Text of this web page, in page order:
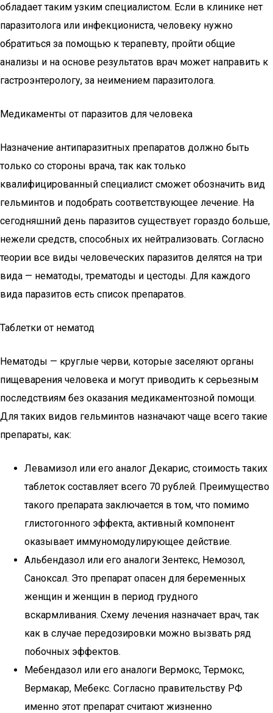
обладает таким узким специалистом. Если в клинике нет
паразитолога или инфекциониста, человеку нужно
обратиться за помощью к терапевту, пройти общие
анализы и на основе результатов врач может направить к
гастроэнтерологу, за неимением паразитолога.
Медикаменты от паразитов для человека
Назначение антипаразитных препаратов должно быть
только со стороны врача, так как только
квалифицированный специалист сможет обозначить вид
гельминтов и подобрать соответствующее лечение. На
сегодняшний день паразитов существует гораздо больше,
нежели средств, способных их нейтрализовать. Согласно
теории все виды человеческих паразитов делятся на три
вида — нематоды, трематоды и цестоды. Для каждого
вида паразитов есть список препаратов.
Таблетки от нематод
Нематоды — круглые черви, которые заселяют органы
пищеварения человека и могут приводить к серьезным
последствиям без оказания медикаментозной помощи.
Для таких видов гельминтов назначают чаще всего такие
препараты, как:
Левамизол или его аналог Декарис, стоимость таких
таблеток составляет всего 70 рублей. Преимущество
такого препарата заключается в том, что помимо
глистогонного эффекта, активный компонент
оказывает иммуномодулирующее действие.
Альбендазол или его аналоги Зентекс, Немозол,
Саноксал. Это препарат опасен для беременных
женщин и женщин в период грудного
вскармливания. Схему лечения назначает врач, так
как в случае передозировки можно вызвать ряд
побочных эффектов.
Мебендазол или его аналоги Вермокс, Термокс,
Вермакар, Мебекс. Согласно правительству РФ
именно этот препарат считают жизненно